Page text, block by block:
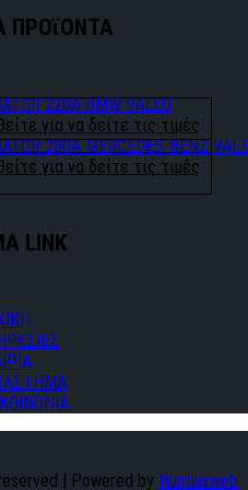
ΠΡΟϊΟΝΤΑ
220A BMW VALEO
για να δείτε τις τιμές
280A MERCEDES-BENZ
για να δείτε τις τιμές
LINK
| Powered by Nuntiusweb